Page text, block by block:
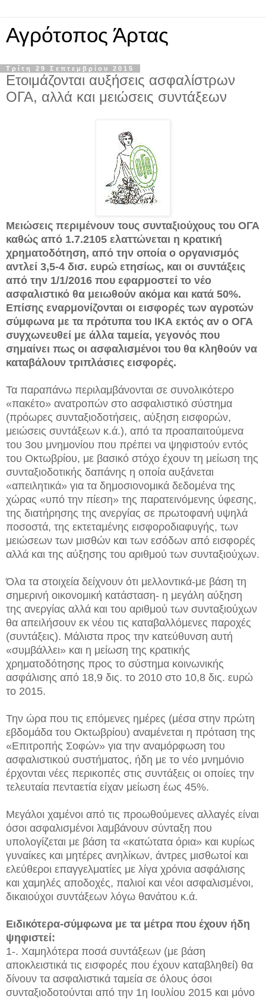
Αγρότοπος Άρτας
Τρίτη 29 Σεπτεμβρίου 2015
Ετοιμάζονται αυξήσεις ασφαλίστρων
ΟΓΑ, αλλά και μειώσεις συντάξεων
Μειώσεις περιμένουν τους συνταξιούχους του ΟΓΑ
καθώς από 1.7.2105 ελαττώνεται η κρατική
χρηματοδότηση, από την οποία ο οργανισμός
αντλεί 3,5-4 δισ. ευρώ ετησίως, και οι συντάξεις
από την 1/1/2016 που εφαρμοστεί το νέο
ασφαλιστικό θα μειωθούν ακόμα και κατά 50%.
Επίσης εναρμονίζονται οι εισφορές των αγροτών
σύμφωνα με τα πρότυπα του ΙΚΑ εκτός αν ο ΟΓΑ
συγχωνευθεί με άλλα ταμεία, γεγονός που
σημαίνει πως οι ασφαλισμένοι του θα κληθούν να
καταβάλουν τριπλάσιες εισφορές.
Τα παραπάνω περιλαμβάνονται σε συνολικότερο
«πακέτο» ανατροπών στο ασφαλιστικό σύστημα
(πρόωρες συνταξιοδοτήσεις, αύξηση εισφορών,
μειώσεις συντάξεων κ.ά.), από τα προαπαιτούμενα
του 3ου μνημονίου που πρέπει να ψηφιστούν εντός
του Οκτωβρίου, με βασικό στόχο έχουν τη μείωση της
συνταξιοδοτικής δαπάνης η οποία αυξάνεται
«απειλητικά» για τα δημοσιονομικά δεδομένα της
χώρας «υπό την πίεση» της παρατεινόμενης ύφεσης,
της διατήρησης της ανεργίας σε πρωτοφανή υψηλά
ποσοστά, της εκτεταμένης εισφοροδιαφυγής, των
μειώσεων των μισθών και των εσόδων από εισφορές
αλλά και της αύξησης του αριθμού των συνταξιούχων.
Όλα τα στοιχεία δείχνουν ότι μελλοντικά-με βάση τη
σημερινή οικονομική κατάσταση- η μεγάλη αύξηση
της ανεργίας αλλά και του αριθμού των συνταξιούχων
θα απειλήσουν εκ νέου τις καταβαλλόμενες παροχές
(συντάξεις). Μάλιστα προς την κατεύθυνση αυτή
«συμβάλλει» και η μείωση της κρατικής
χρηματοδότησης προς το σύστημα κοινωνικής
ασφάλισης από 18,9 δις. το 2010 στο 10,8 δις. ευρώ
το 2015.
Την ώρα που τις επόμενες ημέρες (μέσα στην πρώτη
εβδομάδα του Οκτωβρίου) αναμένεται η πρόταση της
«Επιτροπής Σοφών» για την αναμόρφωση του
ασφαλιστικού συστήματος, ήδη με το νέο μνημόνιο
έρχονται νέες περικοπές στις συντάξεις οι οποίες την
τελευταία πενταετία είχαν μείωση έως 45%.
Μεγάλοι χαμένοι από τις προωθούμενες αλλαγές είναι
όσοι ασφαλισμένοι λαμβάνουν σύνταξη που
υπολογίζεται με βάση τα «κατώτατα όρια» και κυρίως
γυναίκες και μητέρες ανηλίκων, άντρες μισθωτοί και
ελεύθεροι επαγγελματίες με λίγα χρόνια ασφάλισης
και χαμηλές αποδοχές, παλιοί και νέοι ασφαλισμένοι,
δικαιούχοι συντάξεων λόγω θανάτου κ.ά.
Ειδικότερα-σύμφωνα με τα μέτρα που έχουν ήδη
ψηφιστεί:
1-. Χαμηλότερα ποσά συντάξεων (με βάση
αποκλειστικά τις εισφορές που έχουν καταβληθεί) θα
δίνουν τα ασφαλιστικά ταμεία σε όλους όσοι
συνταξιοδοτούνται από την 1η Ιουλίου 2015 και μόνο